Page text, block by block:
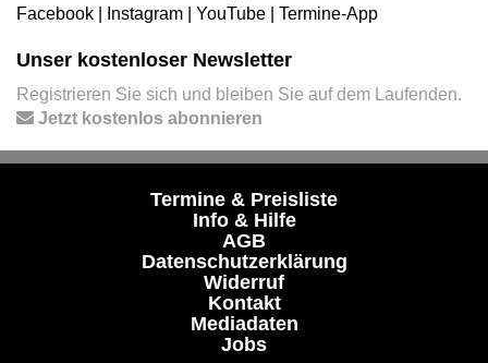
Facebook
Instagram YouTube Termine-App
Unser kostenloser Newsletter
Registrieren Sie sich und bleiben Sie auf dem Laufenden.
Jetzt kostenlos abonnieren
Termine & Preisliste
Info & Hilfe
AGB
Datenschutzerklärung
Widerruf
Kontakt
Mediadaten
Jobs